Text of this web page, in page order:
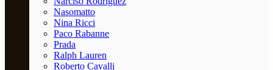
Nasomatto
Nina Ricci
Paco Rabanne
Prada
Ralph Lauren
Roberto Cavalli